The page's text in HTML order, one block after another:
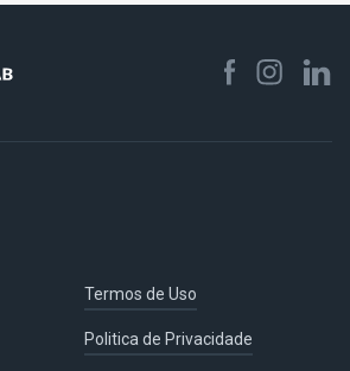
Termos de Uso
Politica de Privacidade